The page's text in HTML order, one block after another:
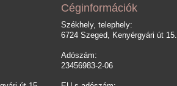
Céginformációk
Székhely, telephely:
6724 Szeged, Kenyérgyári út 15.
Adószám:
23456983-2-06